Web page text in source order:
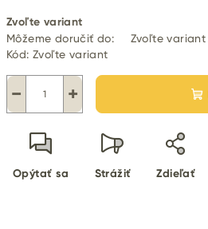
cena:
Zvoľte variant
Môžeme doručiť do:
Zvoľte variant
Kód: Zvoľte variant
+
−
Opýtať sa Strážiť Zdieľať